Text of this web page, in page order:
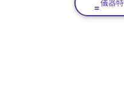
儀器